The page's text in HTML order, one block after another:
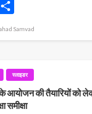
Samvad
स्लाइडर
के आयोजन की तैयारियों को
समीक्षा